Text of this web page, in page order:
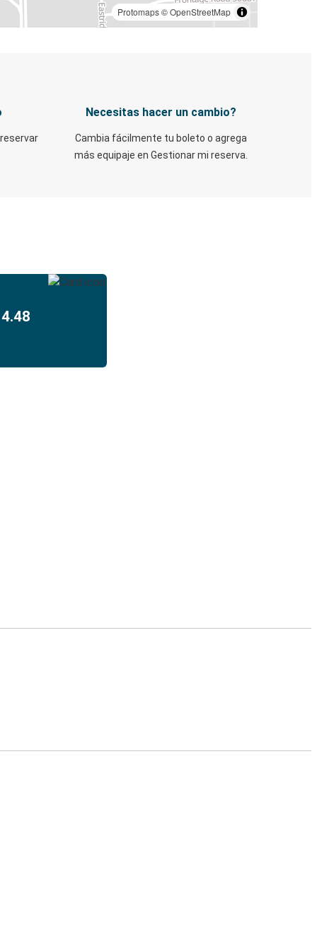
Protomaps©OpenStreetMap
Necesitas hacer un cambio?
Cambia fácilmente tu boleto o agrega
más equipaje en Gestionar mi reserva.